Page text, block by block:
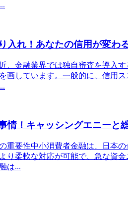
入れ！あなたの信用が変わ
、金融業界では独自審査を導入
画しています。一般的に、信用
情！キャッシングエニーと
重要性中小消費者金融は、日本
り柔軟な対応が可能で、急な資
は...